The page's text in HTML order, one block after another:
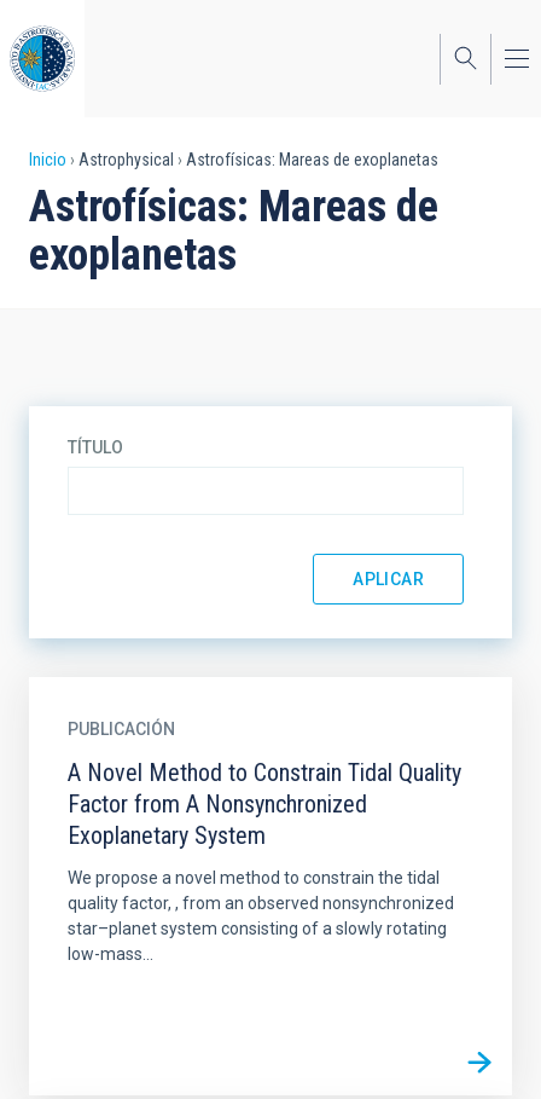
al
contenido
principal
Sobrescribir
enlaces
de
Inicio Astrophysical Astrofísicas: Mareas de exoplanetas
Astrofísicas: Mareas de
exoplanetas
TÍTULO
PUBLICACIÓN
A Novel Method to Constrain Tidal Quality
Factor from A Nonsynchronized
Exoplanetary System
We propose a novel method to constrain the tidal
quality factor, , from an observed nonsynchronized
star–planet system consisting of a slowly rotating
low-mass...